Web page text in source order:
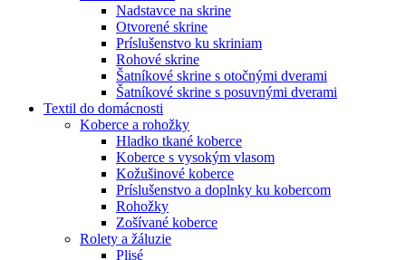
Nadstavce na skrine
Otvorené skrine
Príslušenstvo ku skriniam
Rohové skrine
Šatníkové skrine s otočnými dverami
Šatníkové skrine s posuvnými dverami
Textil do domácnosti
Koberce a rohožky
Hladko tkané koberce
Koberce s vysokým vlasom
Kožušinové koberce
Príslušenstvo a doplnky ku kobercom
Rohožky
Zošívané koberce
Rolety a žáluzie
Plisé